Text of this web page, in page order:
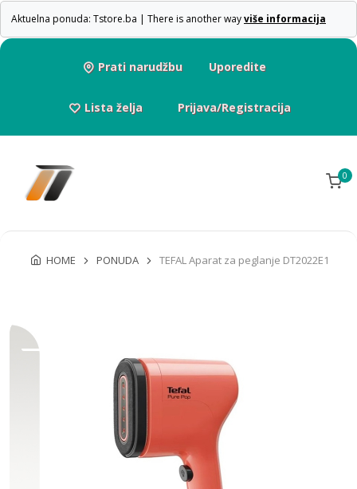
Aktuelna ponuda: Tstore.ba | There is another wayviše informacija
Prati narudžbu Uporedite
Lista želja Prijava/Registracija
0
HOME PONUDA TEFAL Aparat za peglanje DT2022E1